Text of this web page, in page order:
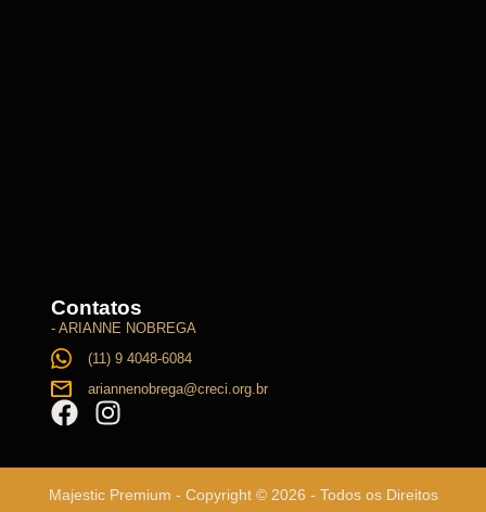
Contatos
- ARIANNE NOBREGA
(11) 9 4048-6084
ariannenobrega@creci.org.br
Majestic Premium - Copyright © 2026 - Todos os Direitos